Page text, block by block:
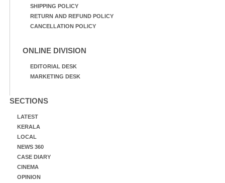
SHIPPING POLICY
RETURN AND REFUND POLICY
CANCELLATION POLICY
ONLINE DIVISION
EDITORIAL DESK
MARKETING DESK
SECTIONS
LATEST
KERALA
LOCAL
NEWS 360
CASE DIARY
CINEMA
OPINION